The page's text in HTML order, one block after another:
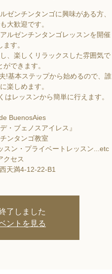
ゼンチンタンゴに興味がある方、
大歓迎です。
ルゼンチンタンゴレッスンを開催
ます。
、楽しくリラックスした雰囲気で
ができます。
!基本ステップから始めるので、誰
楽しめます。
はレッスンから簡単に行えます。
BuenosAies
・ブェノスアイレス』
ンタンゴ教室
スン・プライベートレッスン...etc
クセス
天満4-12-22-B1
了しました
ントを見る